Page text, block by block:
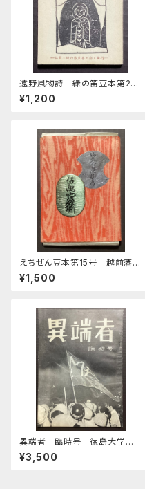
遠野風物詩 緑の笛豆本第24
期94集
¥1,200
えちぜん豆本第15号 越前藩札
考 乾• 坤
¥1,500
異端者 臨時号 徳島大学医
学部斗争中間総括
¥3,500